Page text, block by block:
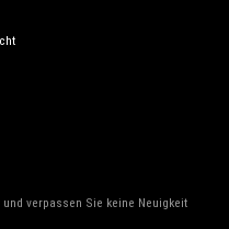
verpassen Sie keine Neuigkeit